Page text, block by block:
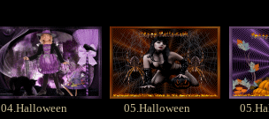
04.Halloween 05.Halloween